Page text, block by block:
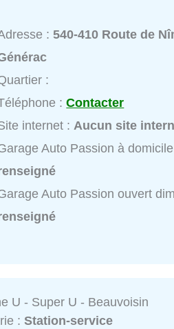
:540-410 Route de
:
:Contacter
internet :Aucun site
Auto Passion à
Auto Passion ouvert
U - Super U - Beauvoisin
:Station-service